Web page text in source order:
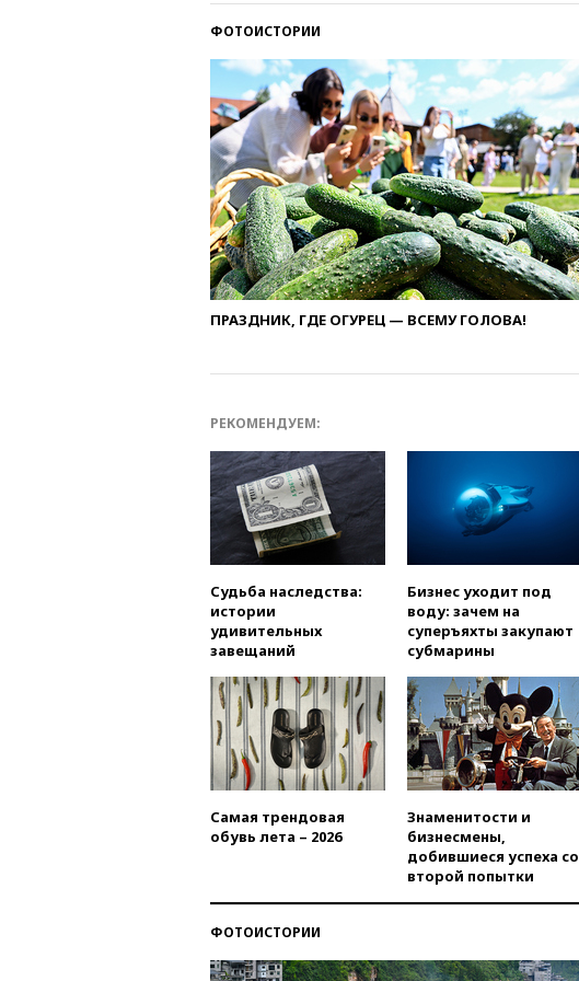
ФОТОИСТОРИИ
ПРАЗДНИК, ГДЕ ОГУРЕЦ — ВСЕМУ ГОЛОВА!
РЕКОМЕНДУЕМ:
Судьба наследства:
истории
удивительных
завещаний
Бизнес уходит под
воду: зачем на
суперъяхты закупают
субмарины
Самая трендовая
обувь лета – 2026
Знаменитости и
бизнесмены,
добившиеся успеха со
второй попытки
ФОТОИСТОРИИ